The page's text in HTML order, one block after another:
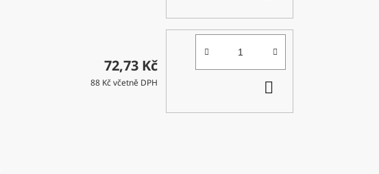
KOŠÍKU
72,73 Kč
88 Kč včetně DPH